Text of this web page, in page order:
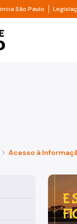
à informação
São Paulo Divisor
Acesso à